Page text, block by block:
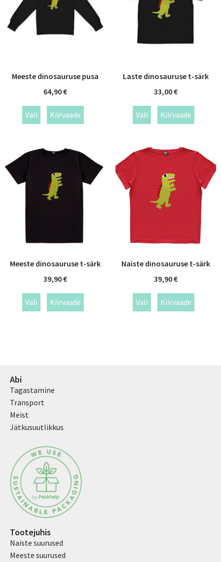
Meeste dinosauruse pusa
64,90€
Vali Kiirvaade
Laste dinosauruse t-särk
33,00€
Vali Kiirvaade
Meeste dinosauruse t-särk
39,90€
Vali Kiirvaade
Naiste dinosauruse t-särk
39,90€
Vali Kiirvaade
Abi
Tagastamine
Transport
Meist
Jätkusuutlikkus
Tootejuhis
Naiste suurused
Meeste suurused